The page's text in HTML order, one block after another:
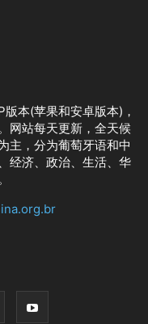
本(苹果和安卓版本)，
网站每天更新，全天候
主，分为葡萄牙语和中
经济、政治、生活、华